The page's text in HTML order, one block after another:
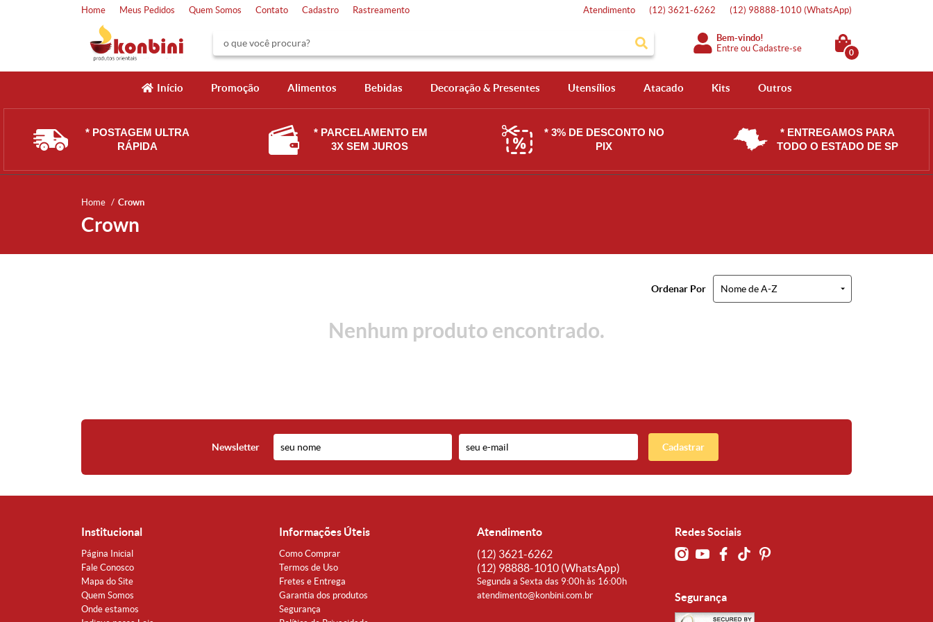
Home Meus Pedidos Quem Somos Contato Cadastro Rastreamento Atendimento (12) 3621-6262 (12) 98888-1010 (WhatsApp)
Bem-vindo!
Entre ouCadastre-se 0
Início Promoção Alimentos Bebidas Decoração & Presentes Utensílios Atacado Kits Outros
* POSTAGEM ULTRA
RÁPIDA
* PARCELAMENTO EM
3X SEM JUROS
* 3% DE DESCONTO NO
PIX
* ENTREGAMOS PARA
TODO O ESTADO DE SP
Home Crown
Crown
Ordenar Por Nome de A-Z
Nenhum produto encontrado.
Newsletter Cadastrar
Institucional
Página Inicial
Fale Conosco
Mapa do Site
Quem Somos
Onde estamos
Informações Úteis
Como Comprar
Termos de Uso
Fretes e Entrega
Garantia dos produtos
Segurança
Atendimento
(12) 3621-6262
(12) 98888-1010 (WhatsApp)
Segunda a Sexta das 9:00h às 16:00h
atendimento@konbini.com.br
Redes Sociais
Segurança